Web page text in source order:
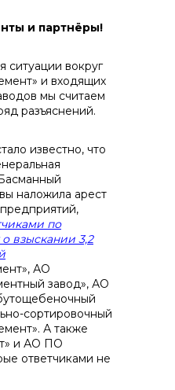
закупок
и партнёры!
ситуации вокруг
и входящих
мы считаем
разъяснений.
известно, что
наложила арест
по
взыскании 3,2
АО
завод», АО
сортировочный
А также
и АО ПО
ответчиками не